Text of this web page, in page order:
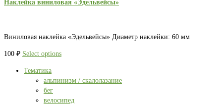
Наклейка виниловая «Эдельвейсы»
Виниловая наклейка «Эдельвейсы» Диаметр наклейки: 60 мм
100 ₽ Select options
Тематика
альпинизм / скалолазание
бег
велосипед